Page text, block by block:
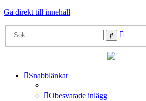
Gå direkt till innehåll
Sök
Snabblänkar
Obesvarade inlägg